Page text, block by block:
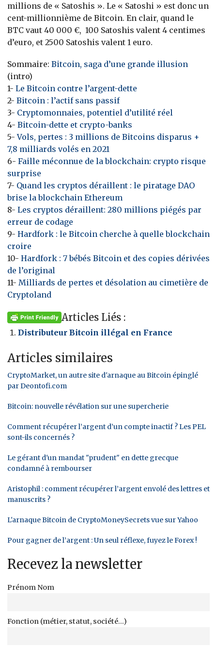
millions de « Satoshis ». Le « Satoshi » est donc un
cent-millionnième de Bitcoin. En clair, quand le
BTC vaut 40 000 €, 100 Satoshis valent 4 centimes
d’euro, et 2500 Satoshis valent 1 euro.
Sommaire: Bitcoin, saga d’une grande illusion
(intro)
1- Le Bitcoin contre l’argent-dette
2- Bitcoin : l’actif sans passif
3- Cryptomonnaies, potentiel d’utilité réel
4- Bitcoin-dette et crypto-banks
5-Vols, pertes : 3 millions de Bitcoins disparus +
7,8 milliards volés en 2021
6- Faille méconnue de la blockchain: crypto risque
surprise
7- Quand les cryptos déraillent : le piratage DAO
brise la blockchain Ethereum
8- Les cryptos déraillent: 280 millions piégés par
erreur de codage
9- Hardfork : le Bitcoin cherche à quelle blockchain
croire
10- Hardfork : 7 bébés Bitcoin et des copies dérivées
de l’original
11- Milliards de pertes et désolation au cimetière de
Cryptoland
Articles Liés :
Distributeur Bitcoin illégal en France
Articles similaires
CryptoMarket, un autre site d'arnaque au Bitcoin épinglé
par Deontofi.com
Bitcoin: nouvelle révélation sur une supercherie
Comment récupérer l’argent d’un compte inactif ? Les PEL
sont-ils concernés ?
Le gérant d'un mandat "prudent" en dette grecque
condamné à rembourser
Aristophil : comment récupérer l’argent envolé des lettres et
manuscrits ?
L'arnaque Bitcoin de CryptoMoneySecrets vue sur Yahoo
Pour gagner de l’argent : Un seul réflexe, fuyez le Forex !
Recevez la newsletter
Prénom Nom
Fonction (métier, statut, société...)